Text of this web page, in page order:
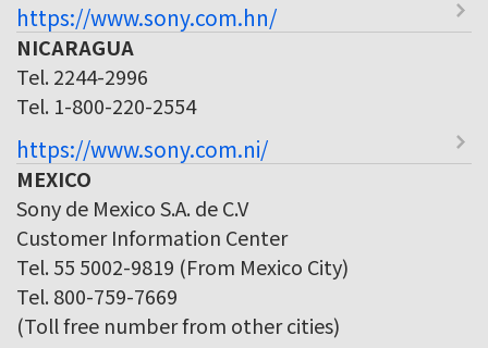
https://www.sony.com.hn/
NICARAGUA
Tel. 2244-2996
Tel. 1-800-220-2554
https://www.sony.com.ni/
MEXICO
Sony de Mexico S.A. de C.V
Customer Information Center
Tel. 55 5002-9819 (From Mexico City)
Tel. 800-759-7669
(Toll free number from other cities)